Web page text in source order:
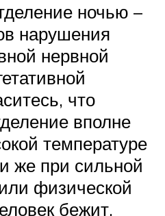
ночью –
нарушения
нервной
что
вполне
температуре
же при сильной
физической
бежит,